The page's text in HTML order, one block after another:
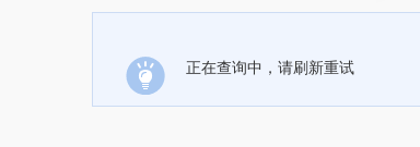
正在查询中，请刷新重试